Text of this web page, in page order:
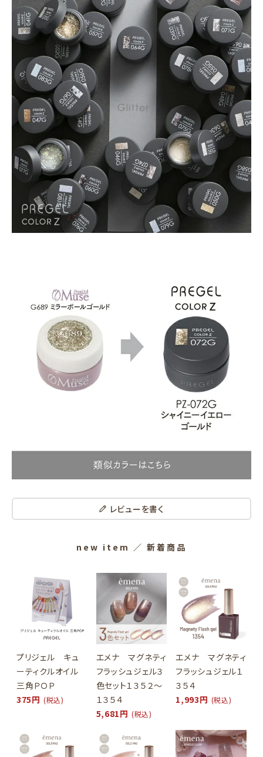
レビューを書く
new item ／ 新着商品
プリジェル キュ
ーティクルオイル
三角ＰＯＰ
375円 (税込)
エメナ マグネティ
フラッシュジェル３
色セット１３５２～
１３５４
5,681円 (税込)
エメナ マグネティ
フラッシュジェル１
３５４
1,993円 (税込)